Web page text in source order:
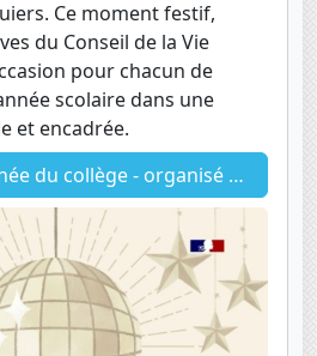
Ce moment festif,
du Conseil de la Vie
pour chacun de
scolaire dans une
et encadrée.
collège - organisé par le CVC